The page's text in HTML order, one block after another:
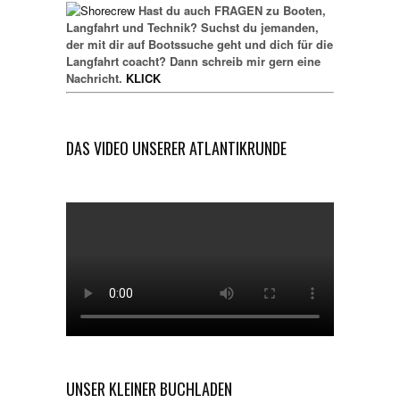
Hast du auch FRAGEN zu Booten,
Langfahrt und Technik? Suchst du jemanden,
der mit dir auf Bootssuche geht und dich für die
Langfahrt coacht? Dann schreib mir gern eine
Nachricht. KLICK
DAS VIDEO UNSERER ATLANTIKRUNDE
UNSER KLEINER BUCHLADEN